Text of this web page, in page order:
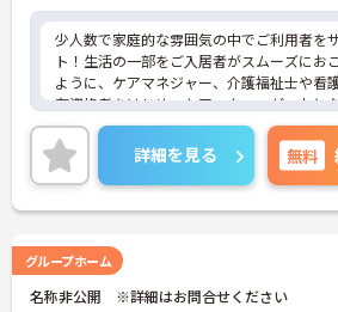
少人数で家庭的な雰囲気の中でご利用者を
ト！生活の一部をご入居者がスムーズにお
ように、ケアマネジャー、介護福祉士や看
有資格者をはじめ、ケアスタッフが一丸と
します。現在、全国で300か所以上の介護
運営する法人で安定感も抜群です。
ご興味のある方には、面接対策ポイントな
に詳細をお話しいたしますのでお気軽にご
さい！
詳細を見る 無料
グループホーム
名称非公開 ※詳細はお問合せください